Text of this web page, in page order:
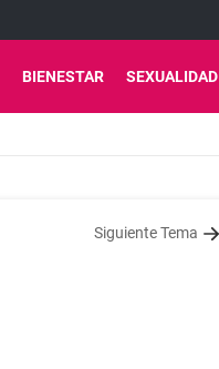
BIENESTAR SEXUALIDAD
Siguiente Tema